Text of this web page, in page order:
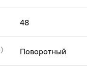
48
Поворотный